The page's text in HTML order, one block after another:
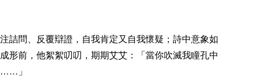
詰問、反覆辯證，自我肯定又自我懷疑；詩中意象如
形前，他絮絮叨叨，期期艾艾：「當你吹滅我瞳孔中
……」